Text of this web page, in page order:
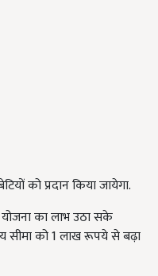
को प्रदान किया जायेगा.
योजना का लाभ उठा सके
सीमा को 1 लाख रूपये से बढ़ा